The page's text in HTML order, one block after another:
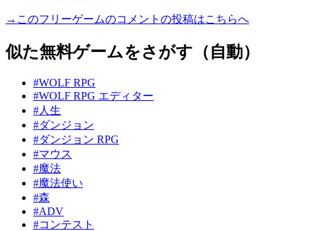
→このフリーゲームのコメントの投稿はこちらへ
似た無料ゲームをさがす（自動）
#WOLF RPG
#WOLF RPG エディター
#人生
#ダンジョン
#ダンジョン RPG
#マウス
#魔法
#魔法使い
#森
#ADV
#コンテスト